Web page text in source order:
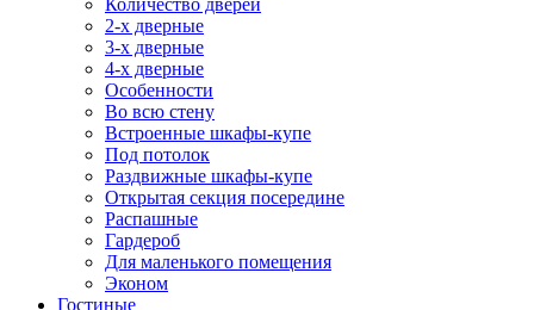
Количество дверей
2-х дверные
3-х дверные
4-х дверные
Особенности
Во всю стену
Встроенные шкафы-купе
Под потолок
Раздвижные шкафы-купе
Открытая секция посередине
Распашные
Гардероб
Для маленького помещения
Эконом
Гостиные